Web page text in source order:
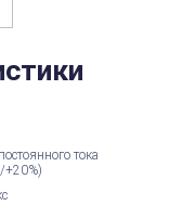
тока
+20%)